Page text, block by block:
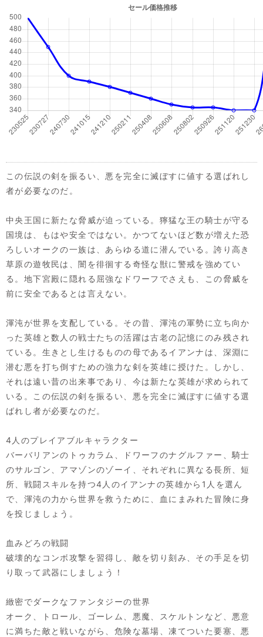
この伝説の剣を振るい、悪を完全に滅ぼすに値する選ばれし
者が必要なのだ。
中央王国に新たな脅威が迫っている。獰猛な王の騎士が守る
国境は、もはや安全ではない。かつてないほど数が増えた恐
ろしいオークの一族は、あらゆる道に潜んでいる。誇り高き
草原の遊牧民は、闇を徘徊する奇怪な獣に警戒を強めてい
る。地下宮殿に隠れる屈強なドワーフでさえも、この脅威を
前に安全であるとは言えない。
渾沌が世界を支配している。その昔、渾沌の軍勢に立ち向か
った英雄と数人の戦士たちの活躍は古老の記憶にのみ残され
ている。生きとし生けるものの母であるイアンナは、深淵に
潜む悪を打ち倒すための強力な剣を英雄に授けた。しかし、
それは遠い昔の出来事であり、今は新たな英雄が求められて
いる。この伝説の剣を振るい、悪を完全に滅ぼすに値する選
ばれし者が必要なのだ。
4人のプレイアブルキャラクター
バーバリアンのトゥカラム、ドワーフのナグルファー、騎士
のサルゴン、アマゾンのゾーイ、それぞれに異なる長所、短
所、戦闘スキルを持つ4人のイアンナの英雄から1人を選ん
で、渾沌の力から世界を救うために、血にまみれた冒険に身
を投じましょう。
血みどろの戦闘
破壊的なコンボ攻撃を習得し、敵を切り刻み、その手足を切
り取って武器にしましょう！
緻密でダークなファンタジーの世界
オーク、トロール、ゴーレム、悪魔、スケルトンなど、悪意
に満ちた敵と戦いながら、危険な墓場、凍てついた要塞、悪